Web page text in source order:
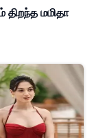
திறந்த மமிதா